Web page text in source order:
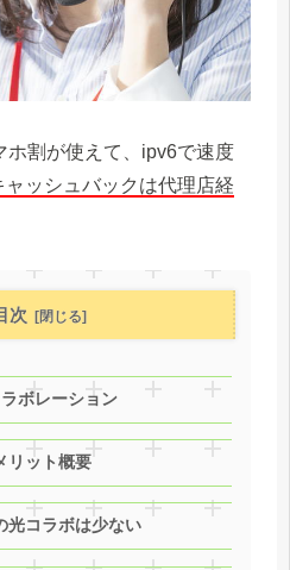
ホ割が使えて、ipv6で速度
ャッシュバックは代理店経
次
ボレーション
リット概要
光コラボは少ない